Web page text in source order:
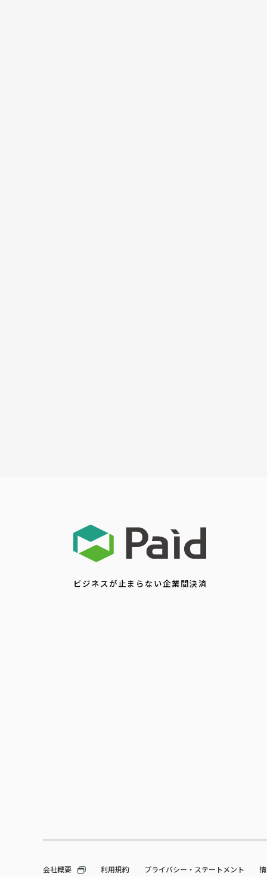
ビジネスが止まらない企業間決済
会社概要 利用規約 プライバシー・ステートメント